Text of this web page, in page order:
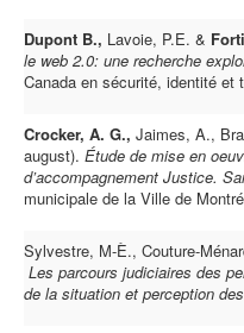
Dupont B., Lavoie, P.E. &
le web 2.0: une recherche
Canada en sécurité, identité et
Crocker, A. G., Jaimes, A.,
august). Étude de mise en
d’accompagnement Justice.
municipale de la Ville de
Sylvestre, M-È., Couture-
Les parcours judiciaires des
de la situation et perception